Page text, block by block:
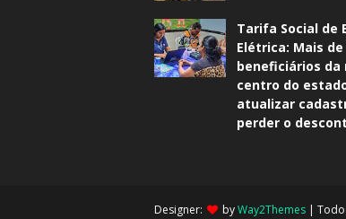
Tarifa Social de
Elétrica: Mais de
beneficiários da
centro do
atualizar
perder o
Designer: byWay2Themes |